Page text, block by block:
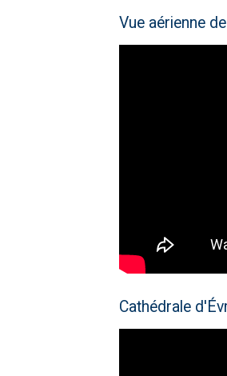
Vue aérienne
Cathédrale